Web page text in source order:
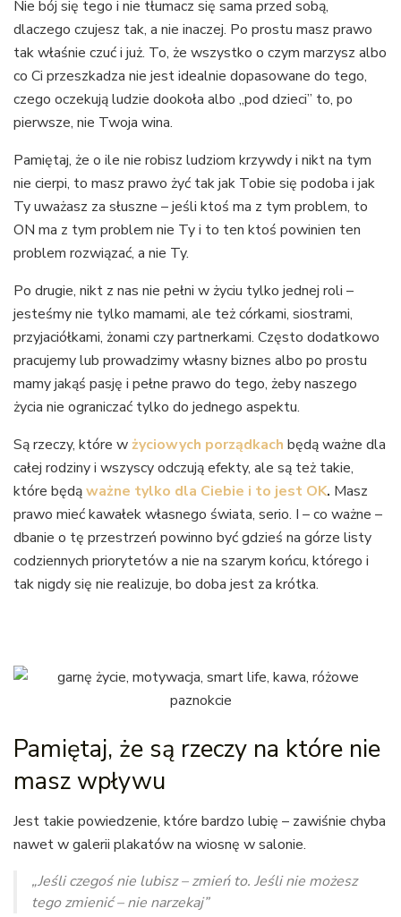
Nie bój się tego i nie tłumacz się sama przed sobą,
dlaczego czujesz tak, a nie inaczej. Po prostu masz prawo
tak właśnie czuć i już. To, że wszystko o czym marzysz albo
co Ci przeszkadza nie jest idealnie dopasowane do tego,
czego oczekują ludzie dookoła albo „pod dzieci” to, po
pierwsze, nie Twoja wina.
Pamiętaj, że o ile nie robisz ludziom krzywdy i nikt na tym
nie cierpi, to masz prawo żyć tak jak Tobie się podoba i jak
Ty uważasz za słuszne – jeśli ktoś ma z tym problem, to
ON ma z tym problem nie Ty i to ten ktoś powinien ten
problem rozwiązać, a nie Ty.
Po drugie, nikt z nas nie pełni w życiu tylko jednej roli –
jesteśmy nie tylko mamami, ale też córkami, siostrami,
przyjaciółkami, żonami czy partnerkami. Często dodatkowo
pracujemy lub prowadzimy własny biznes albo po prostu
mamy jakąś pasję i pełne prawo do tego, żeby naszego
życia nie ograniczać tylko do jednego aspektu.
Są rzeczy, które wżyciowych porządkach będą ważne dla
całej rodziny i wszyscy odczują efekty, ale są też takie,
które będąważne tylko dla Ciebie i to jest OK. Masz
prawo mieć kawałek własnego świata, serio. I – co ważne –
dbanie o tę przestrzeń powinno być gdzieś na górze listy
codziennych priorytetów a nie na szarym końcu, którego i
tak nigdy się nie realizuje, bo doba jest za krótka.
Pamiętaj, że są rzeczy na które nie
masz wpływu
Jest takie powiedzenie, które bardzo lubię – zawiśnie chyba
nawet w galerii plakatów na wiosnę w salonie.
„Jeśli czegoś nie lubisz – zmień to. Jeśli nie możesz
tego zmienić – nie narzekaj”